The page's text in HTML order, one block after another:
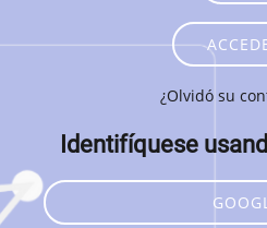
¿Olvidó su
Identifíquese